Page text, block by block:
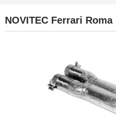
NOVITEC Ferrari Roma